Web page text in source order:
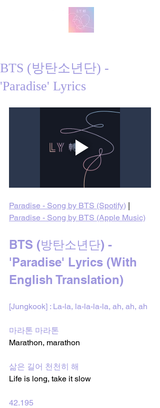
BTS (방탄소년단) -
'Paradise' Lyrics
Paradise - Song by BTS (Spotify) |
Paradise - Song by BTS (Apple Music)
BTS (방탄소년단) -
'Paradise' Lyrics (With
English Translation)
[Jungkook] : La-la, la-la-la-la, ah, ah, ah
마라톤 마라톤
Marathon, marathon
삶은 길어 천천히 해
Life is long, take it slow
42.195